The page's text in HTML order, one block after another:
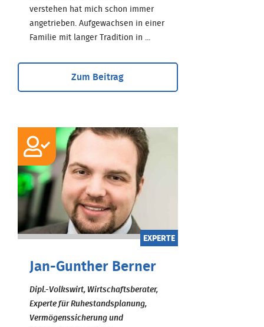
verstehen hat mich schon immer
angetrieben. Aufgewachsen in einer
Familie mit langer Tradition in ...
Zum Beitrag
EXPERTE
Jan-Gunther Berner
Dipl.-Volkswirt, Wirtschaftsberater,
Experte für Ruhestandsplanung,
Vermögenssicherung und